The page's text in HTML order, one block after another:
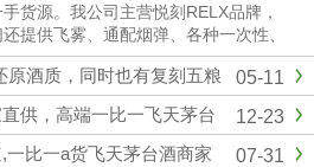
货源。我公司主营悦刻RELX品牌，
提供飞雾、通配烟弹、各种一次性、
等各大品牌电子烟货源批发拿货，网
烟一件代发，烟弹品味多，全国供货
一手货源微信：...
05-11
酒质，同时也有复刻五粮
12-23
供，高端一比一飞天茅台
07-31
比一a货飞天茅台酒商家